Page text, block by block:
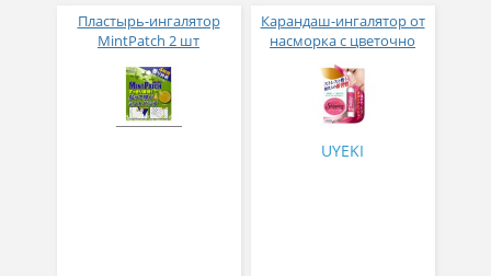
Пластырь-ингалятор
MintPatch 2 шт
Карандаш-ингалятор от
насморка c цветочно
UYEKI